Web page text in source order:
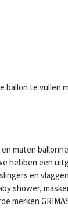
ballon te vullen
maten
hebben een
en
shower,
merken